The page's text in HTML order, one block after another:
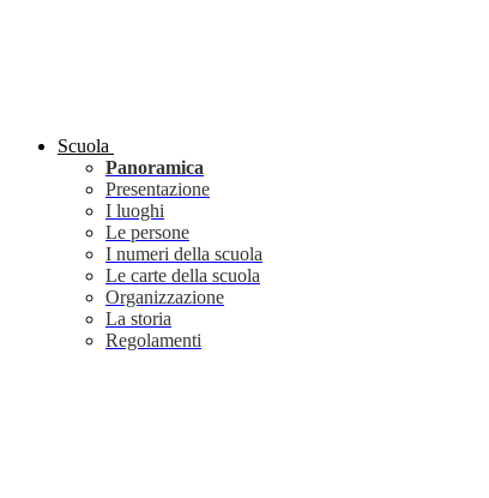
Scuola
Panoramica
Presentazione
I luoghi
Le persone
I numeri della scuola
Le carte della scuola
Organizzazione
La storia
Regolamenti